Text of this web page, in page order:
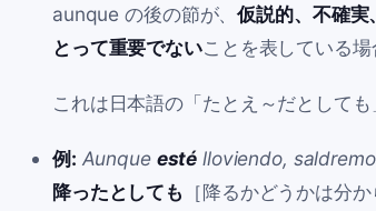
aunque の後の節が、仮説的、不確実
とって重要でないことを表している
これは日本語の「たとえ～だとしても
例: Aunque esté lloviendo,
降ったとしても
［降るかどうかは分